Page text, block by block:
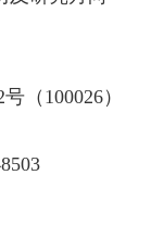
（100026）